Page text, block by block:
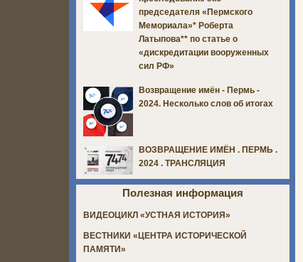
председателя «Пермского
Мемориала»* Роберта
Латыпова** по статье о
«дискредитации вооруженных
сил РФ»
Возвращение имён - Пермь -
2024. Несколько слов об итогах
ВОЗВРАЩЕНИЕ ИМЁН . ПЕРМЬ .
2024 . ТРАНСЛЯЦИЯ
Полезная информация
ВИДЕОЦИКЛ «УСТНАЯ ИСТОРИЯ»
ВЕСТНИКИ «ЦЕНТРА ИСТОРИЧЕСКОЙ
ПАМЯТИ»